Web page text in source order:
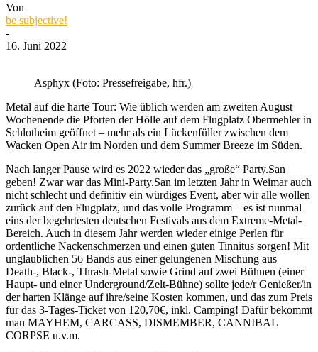
Von
be subjective!
-
16. Juni 2022
Asphyx (Foto: Pressefreigabe, hfr.)
Metal auf die harte Tour: Wie üblich werden am zweiten August
Wochenende die Pforten der Hölle auf dem Flugplatz Obermehler in
Schlotheim geöffnet – mehr als ein Lückenfüller zwischen dem
Wacken Open Air im Norden und dem Summer Breeze im Süden.
Nach langer Pause wird es 2022 wieder das „große“ Party.San
geben! Zwar war das Mini-Party.San im letzten Jahr in Weimar auch
nicht schlecht und definitiv ein würdiges Event, aber wir alle wollen
zurück auf den Flugplatz, und das volle Programm – es ist nunmal
eins der begehrtesten deutschen Festivals aus dem Extreme-Metal-
Bereich. Auch in diesem Jahr werden wieder einige Perlen für
ordentliche Nackenschmerzen und einen guten Tinnitus sorgen! Mit
unglaublichen 56 Bands aus einer gelungenen Mischung aus
Death-, Black-, Thrash-Metal sowie Grind auf zwei Bühnen (einer
Haupt- und einer Underground/Zelt-Bühne) sollte jede/r Genießer/in
der harten Klänge auf ihre/seine Kosten kommen, und das zum Preis
für das 3-Tages-Ticket von 120,70€, inkl. Camping! Dafür bekommt
man MAYHEM, CARCASS, DISMEMBER, CANNIBAL
CORPSE u.v.m.